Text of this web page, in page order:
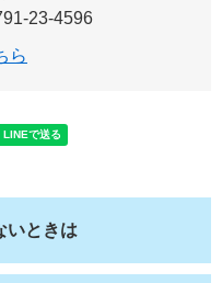
23-4596
ら
いときは